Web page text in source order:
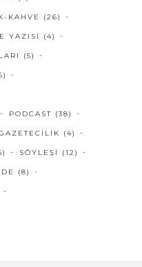
KAHVE (26)
YAZISI (4)
(5)
PODCAST (38)
(4)
SÖYLEŞI (12)
(8)